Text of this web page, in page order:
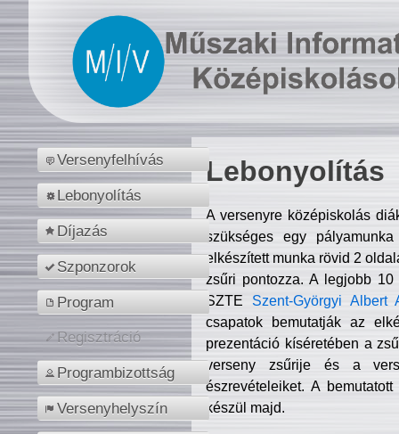
Versenyfelhívás
Lebonyolítás
Díjazás
Szponzorok
Program
Regisztráció
Programbizottság
Versenyhelyszín
Lebonyolítás
A versenyre középiskolás
szükséges egy
elkészített munka rövid 2
zsűri pontozza. A legjobb
SZTE Szent-Györgyi Albert
csapatok bemutatják az
prezentáció kíséretében a
verseny zsűrije és a
észrevételeiket. A
készül majd.